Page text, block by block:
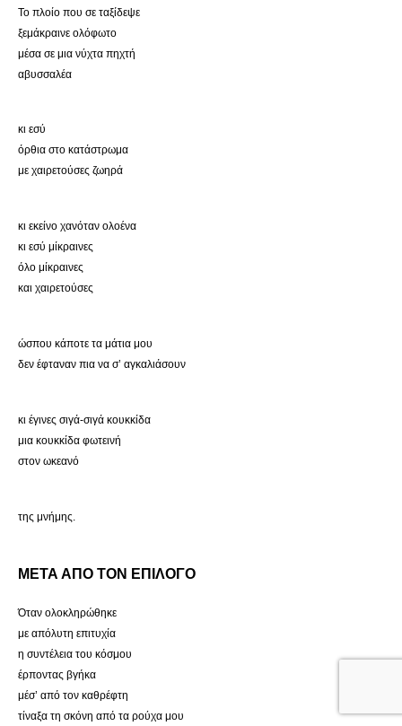
Το πλοίο που σε ταξίδεψε
ξεμάκραινε ολόφωτο
μέσα σε μια νύχτα πηχτή
αβυσσαλέα
κι εσύ
όρθια στο κατάστρωμα
με χαιρετούσες ζωηρά
κι εκείνο χανόταν ολοένα
κι εσύ μίκραινες
όλο μίκραινες
και χαιρετούσες
ώσπου κάποτε τα μάτια μου
δεν έφταναν πια να σ’ αγκαλιάσουν
κι έγινες σιγά-σιγά κουκκίδα
μια κουκκίδα φωτεινή
στον ωκεανό
της μνήμης.
ΜΕΤΑ ΑΠΟ ΤΟΝ ΕΠΙΛΟΓΟ
Όταν ολοκληρώθηκε
με απόλυτη επιτυχία
η συντέλεια του κόσμου
έρποντας βγήκα
μέσ’ από τον καθρέφτη
τίναξα τη σκόνη από τα ρούχα μου